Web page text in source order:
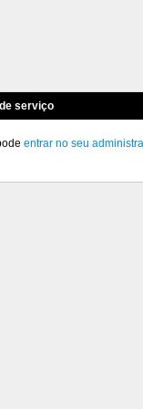
serviço
entrar no seu